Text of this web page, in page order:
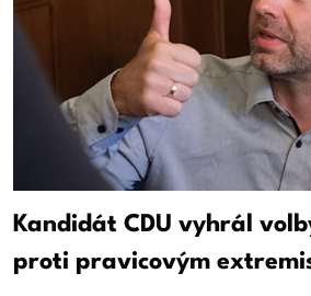
Kandidát CDU vyhrál
proti pravicovým